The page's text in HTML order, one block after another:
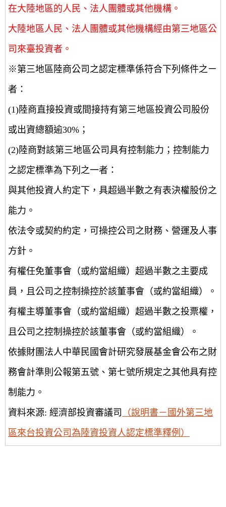
在大陸地區的人民、法人團體或其他機構。
大陸地區人民、法人團體或其他機構經由第三地區公
司來臺投資者。
※第三地區陸商公司之認定標準係符合下列條件之ㄧ
者：
(1)陸商直接投資或間接持有第三地區投資公司股份
或出資總額逾30%；
(2)陸商對該第三地區公司具有控制能力；控制能力
之認定標準為下列之一者：
與其他投資人約定下，具超過半數之有表決權股份之
能力。
依法令或契約約定，可操控公司之財務、營運及人事
方針。
有權任免董事會（或約當組織）超過半數之主要成
員，且公司之控制操控於該董事會（或約當組織）。
有權主導董事會（或約當組織）超過半數之投票權，
且公司之控制操控於該董事會（或約當組織）。
依據財團法人中華民國會計研究發展基金會公布之財
務會計準則公報第五號、第七號所規定之其他具有控
制能力。
資料來源: 經濟部投資審議司
（說明書－國外第三地
區來台投資公司為陸資投資人認定標準釋例）